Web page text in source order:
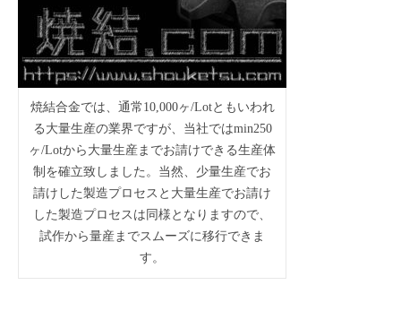
焼結合金では、通常10,000ヶ/Lotともいわれ
る大量生産の業界ですが、当社ではmin250
ヶ/Lotから大量生産までお請けできる生産体
制を確立致しました。当然、少量生産でお
請けした製造プロセスと大量生産でお請け
した製造プロセスは同様となりますので、
試作から量産までスムーズに移行できま
す。